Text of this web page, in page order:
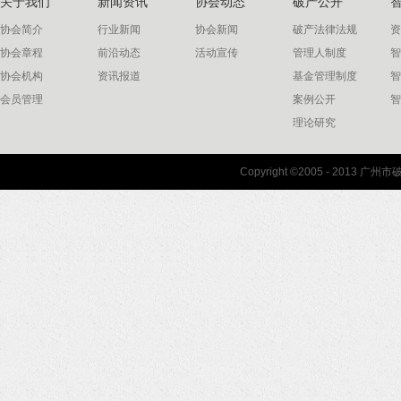
协会简介
协会章程
协会机构
会员管理
行业新闻
前沿动态
资讯报道
协会新闻
活动宣传
破产法律法规
管理人制度
基金管理制度
案例公开
理论研究
联系我们
Copyright ©2005 - 2013 广州市